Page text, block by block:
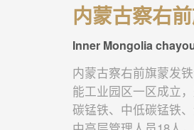
内蒙古察右
Inner Mongolia
内蒙古察右前旗蒙发
能工业园区一区成立
碳锰铁、中低碳锰铁